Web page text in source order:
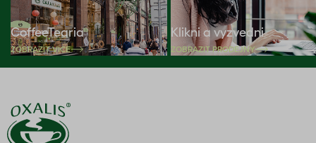
CoffeeTearia
ZOBRAZIT VÍCE
Klikni a vyzvedni
ZOBRAZIT PRODEJNY